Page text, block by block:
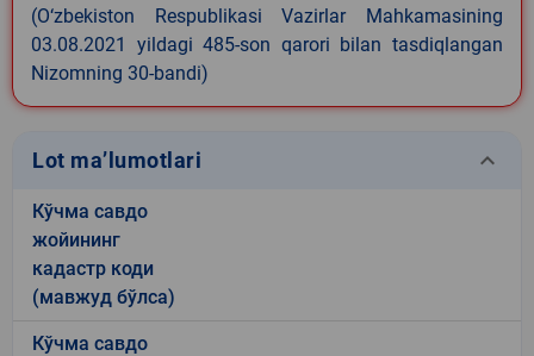
(O‘zbekiston Respublikasi Vazirlar Mahkamasining
03.08.2021 yildagi 485-son qarori bilan tasdiqlangan
Nizomning 30-bandi)
Lot ma’lumotlari keyboard_arrow_down
Кўчма савдо
жойининг
кадастр коди
(мавжуд бўлса)
Кўчма савдо